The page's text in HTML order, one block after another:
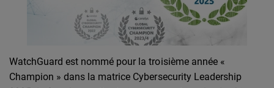
WatchGuard est nommé pour la troisième année «
Champion » dans la matrice Cybersecurity Leadership